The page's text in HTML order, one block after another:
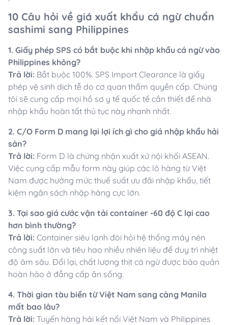
10 Câu hỏi về giá xuất khẩu cá ngừ chuẩn
sashimi sang Philippines
1. Giấy phép SPS có bắt buộc khi nhập khẩu cá ngừ vào
Philippines không?
Trả lời: Bắt buộc 100%. SPS Import Clearance là giấy
phép vệ sinh dịch tễ do cơ quan thẩm quyền cấp. Chúng
tôi sẽ cung cấp mọi hồ sơ y tế quốc tế cần thiết để nhà
nhập khẩu hoàn tất thủ tục này nhanh nhất.
2. C/O Form D mang lại lợi ích gì cho giá nhập khẩu hải
sản?
Trả lời: Form D là chứng nhận xuất xứ nội khối ASEAN.
Việc cung cấp mẫu form này giúp các lô hàng từ Việt
Nam được hưởng mức thuế suất ưu đãi nhập khẩu, tiết
kiệm ngân sách nhập hàng cực lớn.
3. Tại sao giá cước vận tải container -60 độ C lại cao
hơn bình thường?
Trả lời: Container siêu lạnh đòi hỏi hệ thống máy nén
công suất lớn và tiêu hao nhiều nhiên liệu để duy trì nhiệt
độ âm sâu. Đổi lại, chất lượng thịt cá ngừ được bảo quản
hoàn hảo ở đẳng cấp ăn sống.
4. Thời gian tàu biển từ Việt Nam sang cảng Manila
mất bao lâu?
Trả lời: Tuyến hàng hải kết nối Việt Nam và Philippines